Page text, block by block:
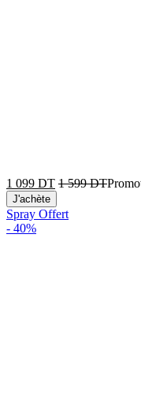
1 099 DT 1 599DT
J'achète
Spray Offert
- 40%